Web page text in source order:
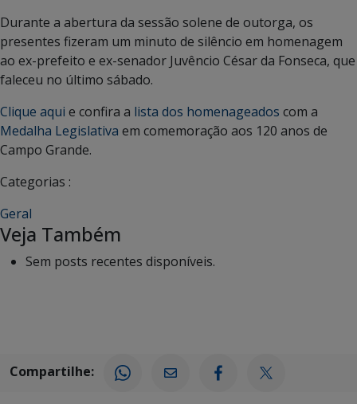
Durante a abertura da sessão solene de outorga, os
presentes fizeram um minuto de silêncio em homenagem
ao ex-prefeito e ex-senador Juvêncio César da Fonseca, que
faleceu no último sábado.
Clique aqui e confira a lista dos homenageados com a
Medalha Legislativa em comemoração aos 120 anos de
Campo Grande.
Categorias :
Geral
Veja Também
Sem posts recentes disponíveis.
Compartilhe: